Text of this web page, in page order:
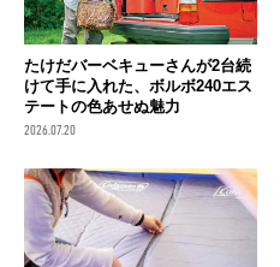
たけだバーベキューさんが2台続
けて手に入れた、ボルボ240エス
テートの色あせぬ魅力
2026.07.20